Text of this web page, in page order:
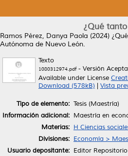
¿Qué
Ramos Pérez, Danya Paola (2024)
Autónoma de Nuevo León.
Texto
1080312974.pdf- Versión
Available under License
Download (578kB)
Vista
Tipo de elemento: Tesis (Maestría)
Información adicional: Maestría en
Materias: H Ciencias
Divisiones: Economía >
Usuario depositante: Editor Repositorio